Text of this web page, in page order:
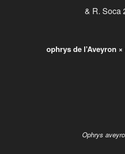
& R. Soca
ophrys de l’Aveyron
Ophrys